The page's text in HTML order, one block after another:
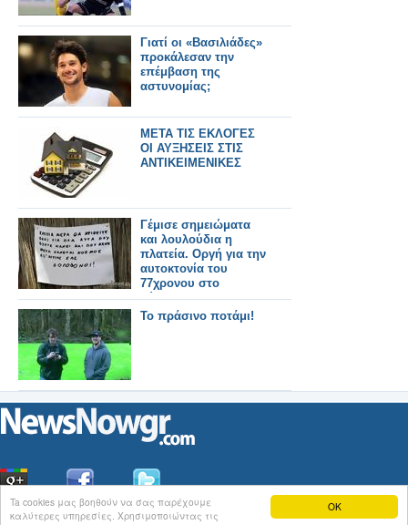
OK
Ta cookies μας βοηθούν να σας παρέχουμε
καλύτερες υπηρεσίες. Χρησιμοποιώντας τις
Γιατί οι «Βασιλιάδες»
προκάλεσαν την
επέμβαση της
αστυνομίας;
ΜΕΤΑ ΤΙΣ ΕΚΛΟΓΕΣ
ΟΙ ΑΥΞΗΣΕΙΣ ΣΤΙΣ
ΑΝΤΙΚΕΙΜΕΝΙΚΕΣ
Γέμισε σημειώματα
και λουλούδια η
πλατεία. Οργή για την
αυτοκτονία του
77χρονου στο
Σύνταγμα
Το πράσινο ποτάμι!